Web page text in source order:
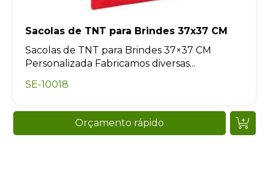
Sacolas de TNT para Brindes 37x37 CM
Sacolas de TNT para Brindes 37×37 CM
Personalizada Fabricamos diversas...
SE-10018
Orçamento rápido